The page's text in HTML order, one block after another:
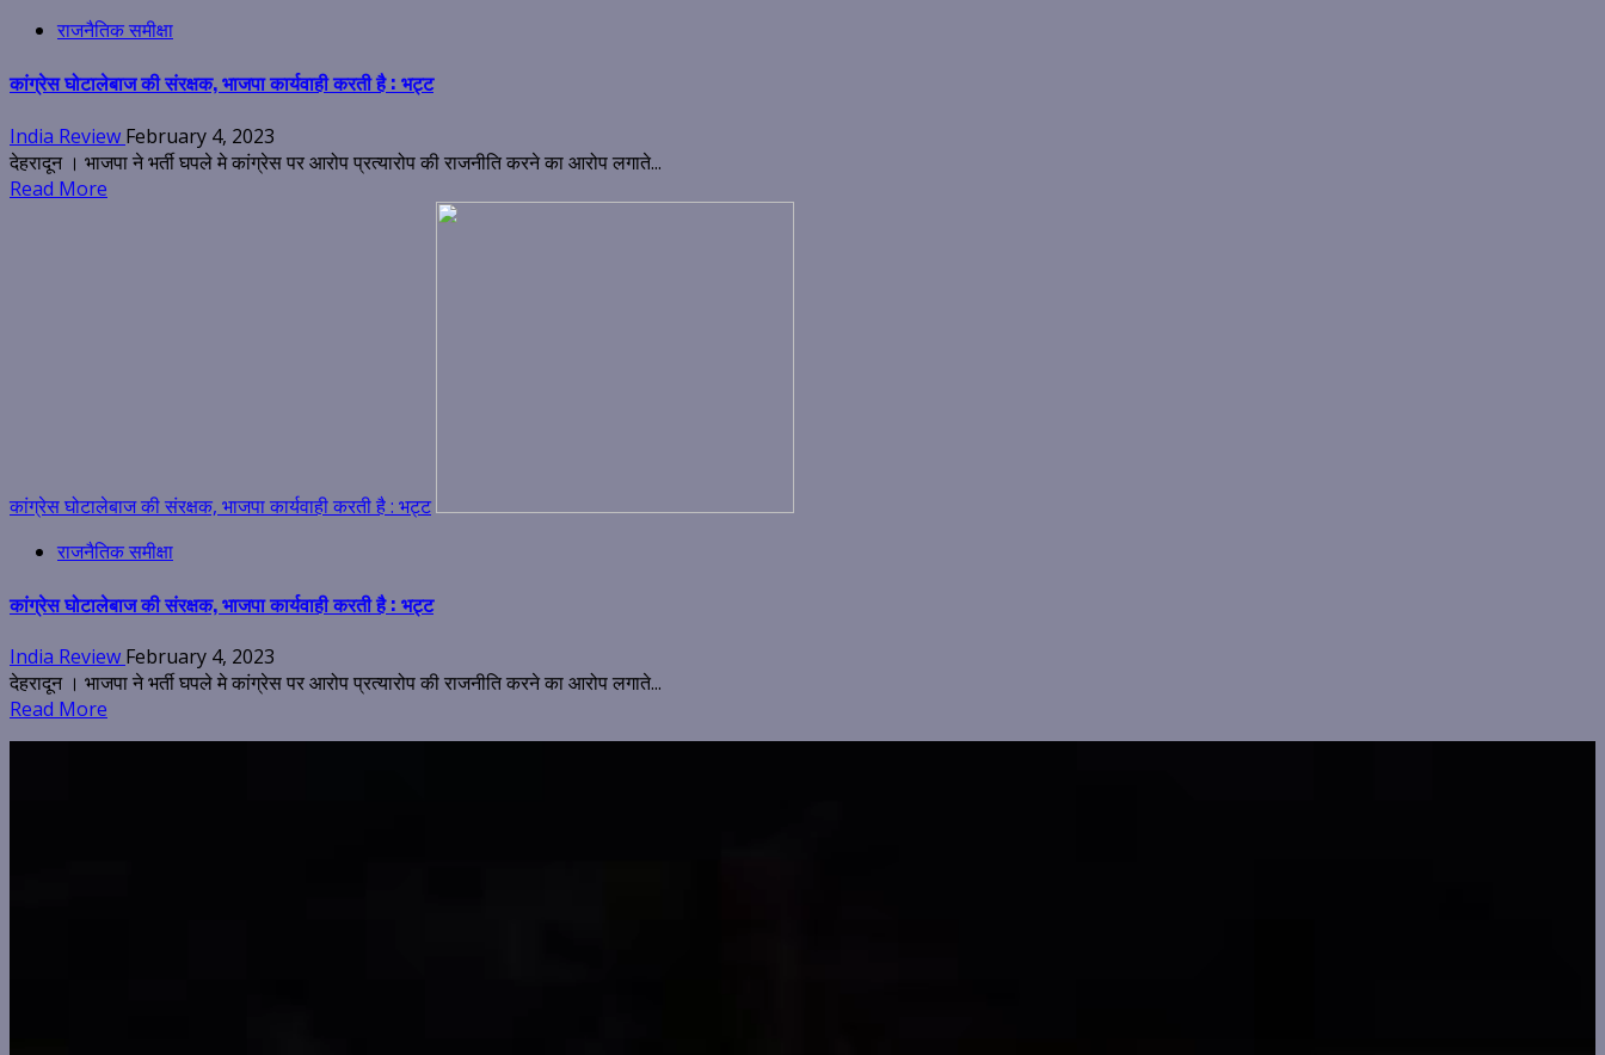
राजनैतिक समीक्षा
कांग्रेस घोटालेबाज की संरक्षक, भाजपा कार्यवाही करती है : भट्ट
India Review February 4, 2023
देहरादून । भाजपा ने भर्ती घपले मे कांग्रेस पर आरोप प्रत्यारोप की राजनीति करने का आरोप लगाते...
Read More
कांग्रेस घोटालेबाज की संरक्षक, भाजपा कार्यवाही करती है : भट्ट
राजनैतिक समीक्षा
कांग्रेस घोटालेबाज की संरक्षक, भाजपा कार्यवाही करती है : भट्ट
India Review February 4, 2023
देहरादून । भाजपा ने भर्ती घपले मे कांग्रेस पर आरोप प्रत्यारोप की राजनीति करने का आरोप लगाते...
Read More